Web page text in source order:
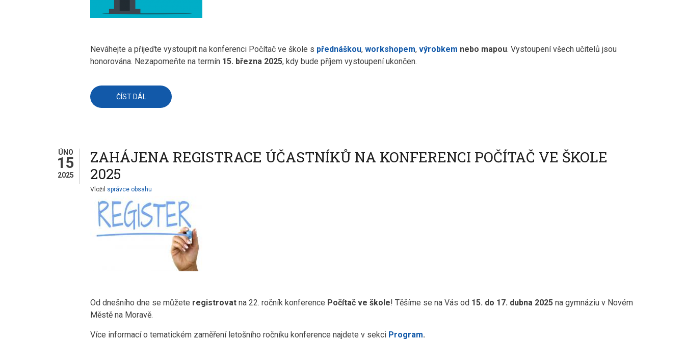
Neváhejte a přijeďte vystoupit na konferenci Počítač ve škole s přednáškou, workshopem, výrobkem nebo mapou. Vystoupení všech učitelů jsou
honorována. Nezapomeňte na termín 15. března 2025, kdy bude příjem vystoupení ukončen.
ČÍST DÁL
KOLEGYNĚ
POČÍTAČ
VE
ÚNO
15
2025
ZAHÁJENA REGISTRACE ÚČASTNÍKŮ NA KONFERENCI POČÍTAČ VE ŠKOLE
2025
Vložil správce obsahu
Od dnešního dne se můžete registrovat na 22. ročník konference Počítač ve škole! Těšíme se na Vás od 15. do 17. dubna 2025 na gymnáziu v Novém
Městě na Moravě.
Více informací o tematickém zaměření letošního ročníku konference najdete v sekci Program.